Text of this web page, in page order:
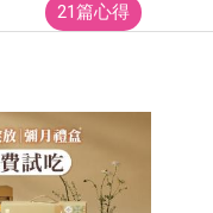
21篇心得